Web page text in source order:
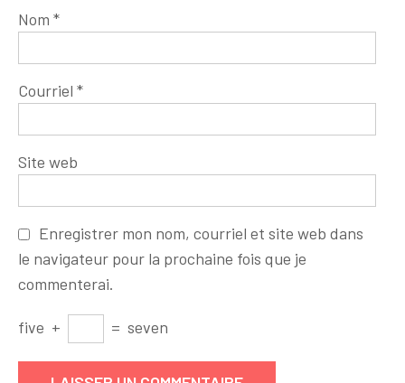
Nom *
Courriel *
Site web
Enregistrer mon nom, courriel et site web dans
le navigateur pour la prochaine fois que je
commenterai.
five + = seven